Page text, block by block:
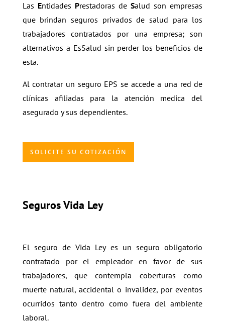
Las Entidades Prestadoras deSalud son empresas
que brindan seguros privados de salud para los
trabajadores contratados por una empresa; son
alternativos a EsSalud sin perder los beneficios de
esta.
Al contratar un seguro EPS se accede a una red de
clínicas afiliadas para la atención medica del
asegurado y sus dependientes.
SOLICITE SU COTIZACIÓN
Seguros Vida Ley
El seguro de Vida Ley es un seguro obligatorio
contratado por el empleador en favor de sus
trabajadores, que contempla coberturas como
muerte natural, accidental o invalidez, por eventos
ocurridos tanto dentro como fuera del ambiente
laboral.